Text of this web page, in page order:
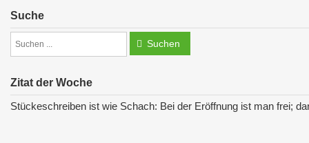
Suche
Suchen
Zitat der Woche
Stückeschreiben ist wie Schach: Bei der Eröffnung ist man frei;